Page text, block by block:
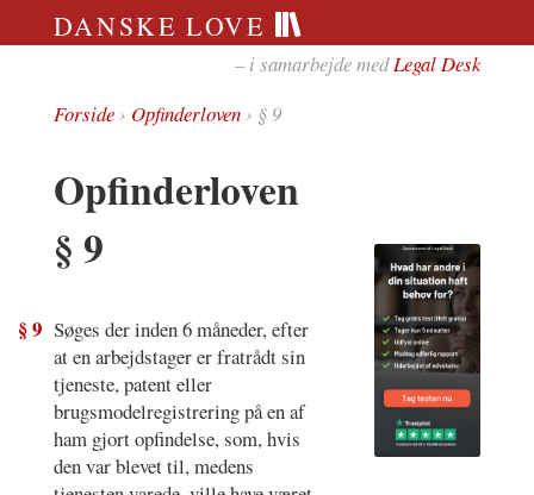
DANSKE LOVE
– i samarbejde medLegal Desk
Forside› Opfinderloven› § 9
Opfinderloven
§ 9
§ 9 Søges der inden 6 måneder, efter
at en arbejdstager er fratrådt sin
tjeneste, patent eller
brugsmodelregistrering på en af
ham gjort opfindelse, som, hvis
den var blevet til, medens